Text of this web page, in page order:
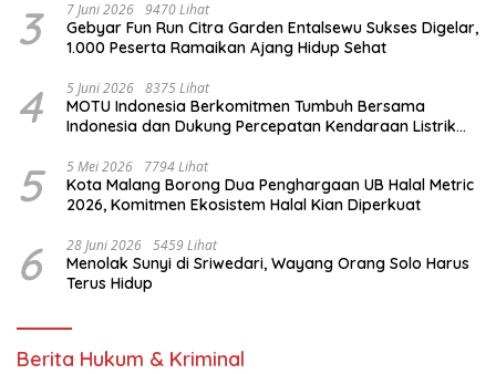
3 7 Juni 2026 9470 Lihat
Gebyar Fun Run Citra Garden Entalsewu Sukses Digelar,
1.000 Peserta Ramaikan Ajang Hidup Sehat
4 5 Juni 2026 8375 Lihat
MOTU Indonesia Berkomitmen Tumbuh Bersama
Indonesia dan Dukung Percepatan Kendaraan Listrik
5 5 Mei 2026 7794 Lihat
Kota Malang Borong Dua Penghargaan UB Halal Metric
2026, Komitmen Ekosistem Halal Kian Diperkuat
6 28 Juni 2026 5459 Lihat
Menolak Sunyi di Sriwedari, Wayang Orang Solo Harus
Terus Hidup
Berita Hukum & Kriminal